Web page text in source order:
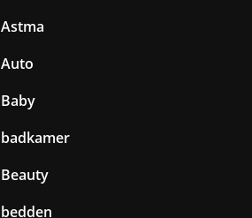
Astma
Auto
Baby
badkamer
Beauty
bedden